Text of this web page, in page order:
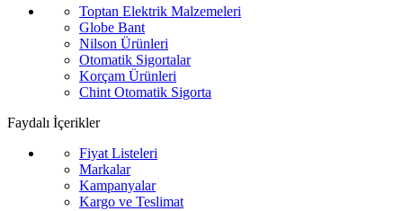
Toptan Elektrik Malzemeleri
Globe Bant
Nilson Ürünleri
Otomatik Sigortalar
Korçam Ürünleri
Chint Otomatik Sigorta
Faydalı İçerikler
Fiyat Listeleri
Markalar
Kampanyalar
Kargo ve Teslimat